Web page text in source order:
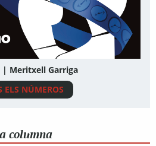
| Meritxell Garriga
ELS NÚMEROS
columna